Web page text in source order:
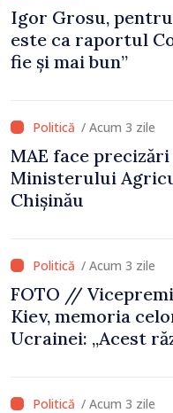
Igor Grosu, pentru
este ca raportul
fie și mai bun”
/ Acum 3 zile
MAE face
Ministerului
Chișinău
/ Acum 3 zile
FOTO //
Kiev, memoria
Ucrainei: „Acest
/ Acum 3 zile